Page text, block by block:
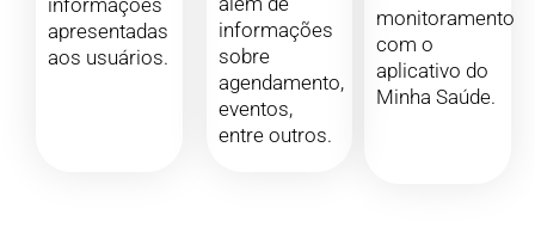
apresentadas
aos usuários.
informações
sobre
agendamento,
eventos,
entre outros.
monitoramento
com o
aplicativo do
Minha Saúde.